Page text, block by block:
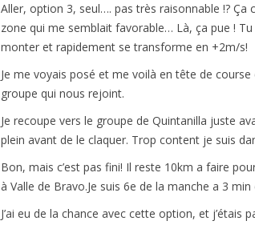
Aller, option 3, seul…. pas très raisonnable !?
zone qui me semblait favorable… Là, ça pue !
monter et rapidement se transforme en +2m/s!
Je me voyais posé et me voilà en tête de
groupe qui nous rejoint.
Je recoupe vers le groupe de Quintanilla juste
plein avant de le claquer. Trop content je suis
Bon, mais c’est pas fini! Il reste 10km a faire
à Valle de Bravo.Je suis 6e de la manche a 3
J’ai eu de la chance avec cette option, et j’étais